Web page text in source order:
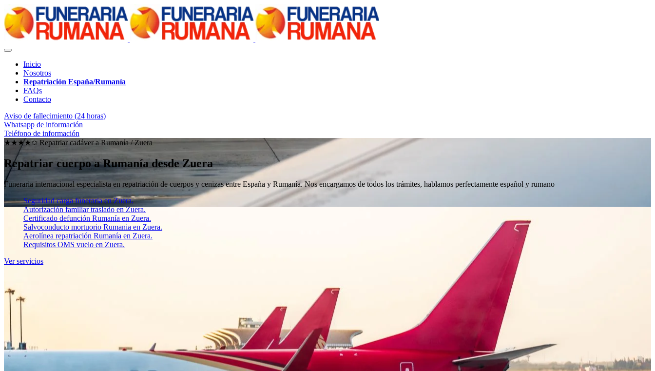
Inicio
Nosotros
Repatriación España/Rumanía
FAQs
Contacto
Aviso de fallecimiento (24 horas)
Whatsapp de información
Teléfono de información
★★★★✩ Repatriar cadáver a Rumanía /Zuera
Repatriar cuerpo a Rumanía desde Zuera
Funeraria internacional especialista en repatriación de cuerpos y cenizas entre España y Rumanía. Nos encargamos de todos los trámites, hablamos perfectamente español y rumano
Seguridad carga funeraria en Zuera.
Autorización familiar traslado en Zuera.
Certificado defunción Rumanía en Zuera.
Salvoconducto mortuorio Rumania en Zuera.
Aerolínea repatriación Rumanía en Zuera.
Requisitos OMS vuelo en Zuera.
Ver servicios